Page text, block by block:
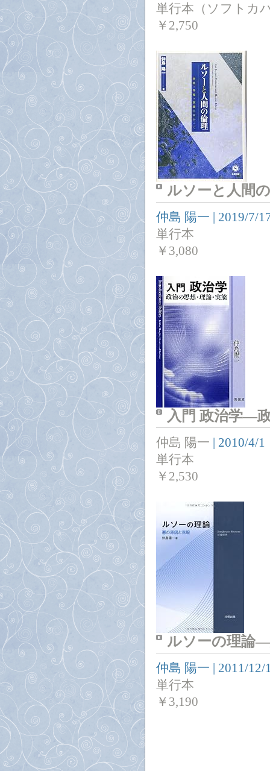
単行本（ソフトカ
￥ 2,750
ルソーと人間
仲島 陽一 | 2019/7/
単行本
￥ 3,080
入門 政治学―
仲島 陽一 | 2010/4/1
単行本
￥ 2,530
ルソーの理論
仲島 陽一 | 2011/12/
単行本
￥ 3,190